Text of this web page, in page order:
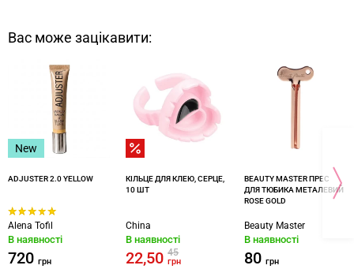
Вас може зацікавити:
New
ADJUSTER 2.0 YELLOW
Alena Tofil
В наявності
720 грн
КІЛЬЦЕ ДЛЯ КЛЕЮ, СЕРЦЕ,
10 ШТ
China
В наявності
22,5045
грн
BEAUTY MASTER ПРЕС
ДЛЯ ТЮБИКА МЕТАЛЕВИЙ
ROSE GOLD
Beauty Master
В наявності
80 грн